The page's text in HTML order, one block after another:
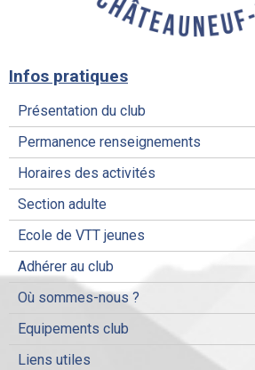
Infos pratiques
Présentation du club
Permanence renseignements
Horaires des activités
Section adulte
Ecole de VTT jeunes
Adhérer au club
Où sommes-nous ?
Equipements club
Liens utiles